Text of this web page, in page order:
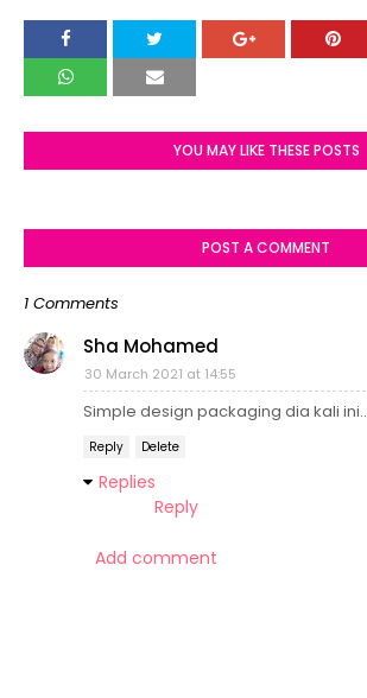
YOU MAY LIKE THESE POSTS
POST A COMMENT
1 Comments
Sha Mohamed
30 March 2021 at 14:55
Simple design packaging dia kali ini..
Reply Delete
Replies
Reply
Add comment